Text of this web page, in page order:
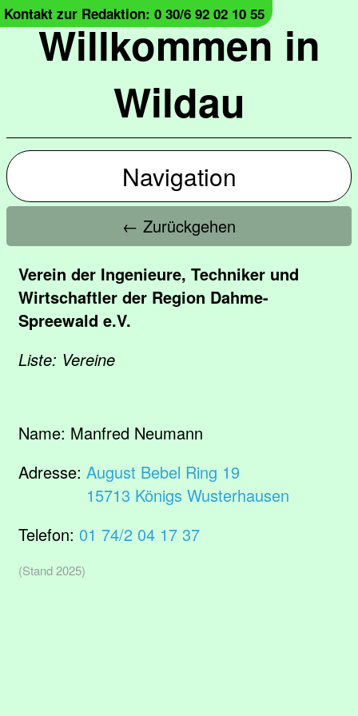
Willkommen in
Wildau
Kontakt zur Redaktion: 0 30/6 92 02 10 55
Navigation
← Zurückgehen
Verein der Ingenieure, Techniker und
Wirtschaftler der Region Dahme-
Spreewald e.V.
Liste: Vereine
Name: Manfred Neumann
Adresse: August Bebel Ring 19
15713 Königs Wusterhausen
Telefon: 01 74/2 04 17 37
(Stand 2025)